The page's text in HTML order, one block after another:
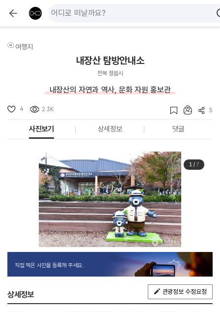
여행지
내장산 탐방안내소
전북 정읍시
내장산의 자연과 역사, 문화 자원 홍보관
4 2.3K 5
사진보기 상세정보 댓글
1/ 7
직접 찍은 사진을 등록해 주세요.
상세정보 관광정보 수정요청